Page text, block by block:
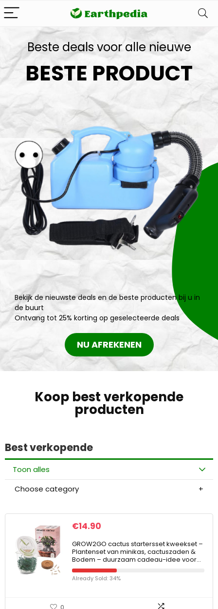
Beste deals voor alle nieuwe
BESTE PRODUCT
Bekijk de nieuwste deals en de beste producten bij u in
de buurt
Ontvang tot 25% korting op geselecteerde deals
NU AFREKENEN
Koop best verkopende
producten
Best verkopende
Toon alles
Choose category
€14.90
GROW2GO cactus startersset kweekset –
Plantenset van minikas, cactuszaden &
Bodem – duurzaam cadeau-idee voor…
Already Sold: 34%
0